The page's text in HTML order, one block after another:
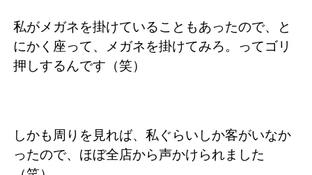
私がメガネを掛けていることもあったので、と
にかく座って、メガネを掛けてみろ。ってゴリ
押しするんです（笑）
しかも周りを見れば、私ぐらいしか客がいなか
ったので、ほぼ全店から声かけられました